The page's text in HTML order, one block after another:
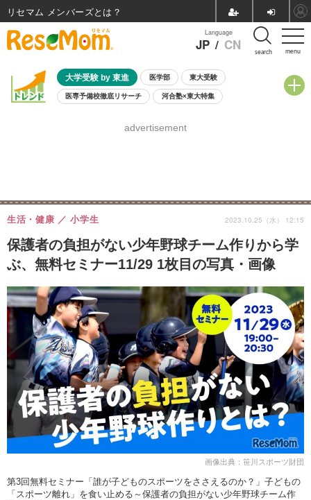
menu
Language
JP / CN search
大学受験 by 東進 医学部 東大受験
医専予備校徹底リサーチ 河合塾×東大特集
8月開催学校説明会・相談会
advertisement
保護者の負担がない少年野球チーム作りから学
ぶ、無料セミナー11/29 1枚目の写真・画像
生活・健康 小学生 2023.10.25（水） 12:15
画像出典：笹川スポーツ財団
第3回無料セミナー「誰が子どものスポーツをささえるのか？」子どもの
「スポーツ離れ」を食い止める～保護者の負担がない少年野球チーム作
リセマム メンバーズ